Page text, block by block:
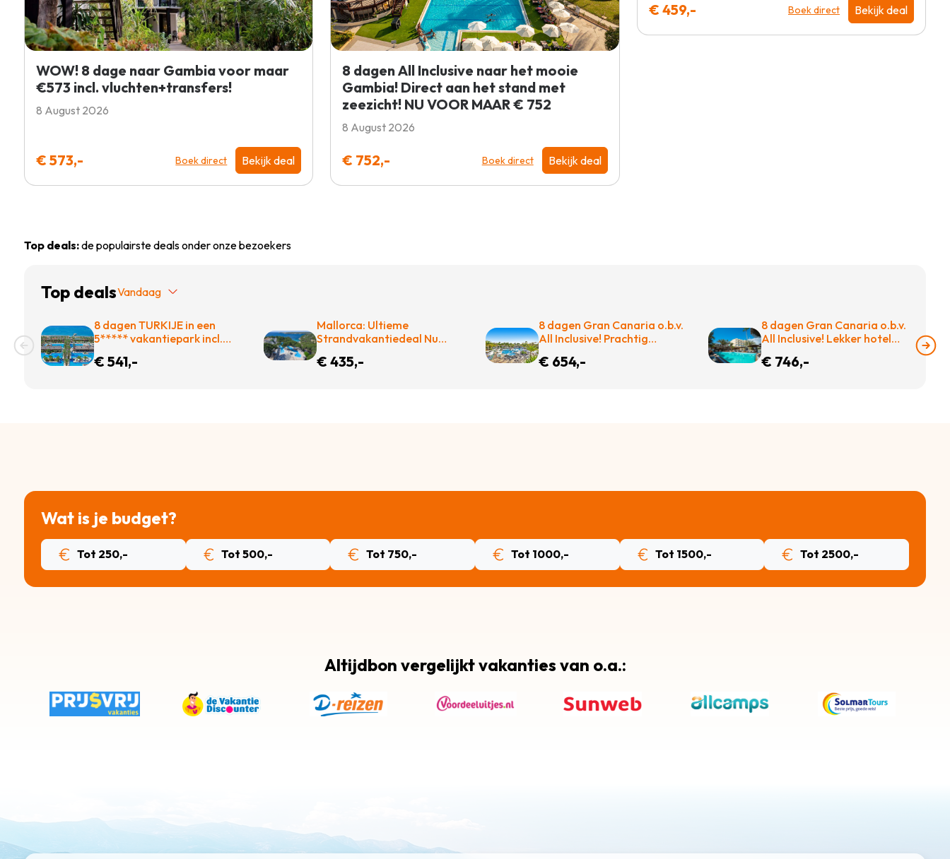
WOW! 8 dage naar Gambia voor maar
€573 incl. vluchten+transfers!
8 August 2026
€ 573,- Boek direct Bekijk deal
8 dagen All Inclusive naar het mooie
Gambia! Direct aan het stand met
zeezicht! NU VOOR MAAR € 752
8 August 2026
€ 752,- Boek direct Bekijk deal
€ 459,- Boek direct Bekijk deal
Top deals:de populairste deals onder onze bezoekers
Top dealsVandaag
8 dagen TURKIJE in een
5***** vakantiepark incl.
met Zwembad met
€ 541,-
Mallorca: Ultieme
Strandvakantiedeal Nu
Boeken
€ 435,-
8 dagen Gran Canaria o.b.v.
All Inclusive! Prachtig
liefst 2 zwembaden! €654
€ 654,-
8 dagen Gran Canaria o.b.v.
All Inclusive! Lekker hotel
met zwemad plus dakterras!
€783 = TOP
€ 746,-
Wat is je budget?
Tot 250,- Tot 500,- Tot 750,- Tot 1000,- Tot 1500,- Tot 2500,-
Altijdbon vergelijkt vakanties van o.a.: